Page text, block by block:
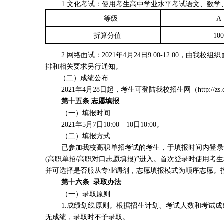
1.文化考试：使用考生高中学业水平考试语文、数
等级
A
折算分值 100
2. 网络面试：2021年4 月 24日 9:00-12:00，由我校组织
排和相关要求另行通知。
（二）成绩公布
2021年4月 28日起，考生可登陆我校招生网（http://
第十五条 志愿填报
（一）填报时间
2021年5月 7日 10:00—10日 10:00。
（二）填报方式
已参加我校高职单招考试的考生，于填报时间内登
(高职单招/高职对口志愿填报)”进入。首次登录时使用考
并可选择是否服从专业调剂，志愿填报模式为顺序志愿
第十六条 录取办法
（一）录取原则
1.成绩划线原则。根据招生计划、考试人数和考试
无成绩，录取时不予录取。